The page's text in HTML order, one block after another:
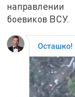
боевиков ВСУ.